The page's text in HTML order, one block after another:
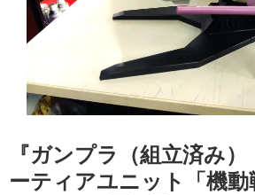
『ガンプラ（組立済み
ーティアユニット「機